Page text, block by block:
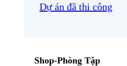
Dự án đã thi công
Shop-Phòng Tập